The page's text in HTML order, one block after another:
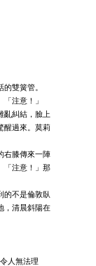
雙簧管。
注意！」
糾結，臉上
醒過來。莫莉
膝傳來一陣
「注意！」那
不是倫敦臥
，清晨斜陽在
人無法理